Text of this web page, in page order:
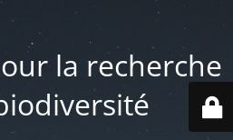
la recherche